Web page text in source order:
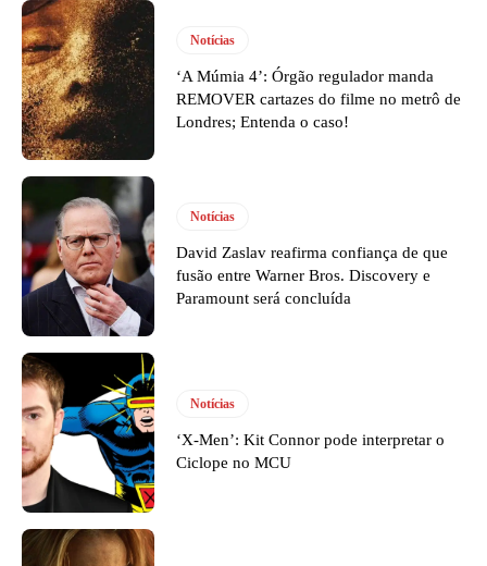
Notícias
‘A Múmia 4’: Órgão regulador manda
REMOVER cartazes do filme no metrô de
Londres; Entenda o caso!
Notícias
David Zaslav reafirma confiança de que
fusão entre Warner Bros. Discovery e
Paramount será concluída
Notícias
‘X-Men’: Kit Connor pode interpretar o
Ciclope no MCU